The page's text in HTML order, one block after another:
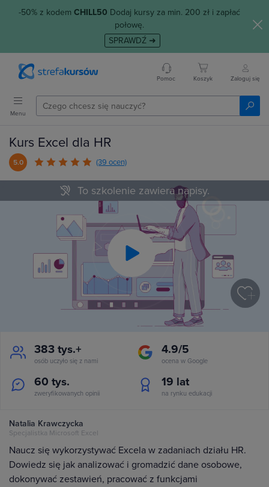
-50% z kodem CHILL50 Dodaj kursy za min. 200 zł i zapłać
połowę.
SPRAWDŹ ➜
Pomoc Koszyk Zaloguj się
Menu
Kurs Excel dla HR
5.0 (39 ocen)
Play
To szkolenie zawiera napisy.
383 tys.+
osób uczyło się z nami
4.9/5
ocena w Google
60 tys.
zweryfikowanych opinii
19 lat
na rynku edukacji
Natalia Krawczycka
Specjalistka Microsoft Excel
Naucz się wykorzystywać Excela w zadaniach działu HR.
Dowiedz się jak analizować i gromadzić dane osobowe,
dokonywać zestawień, pracować z funkcjami